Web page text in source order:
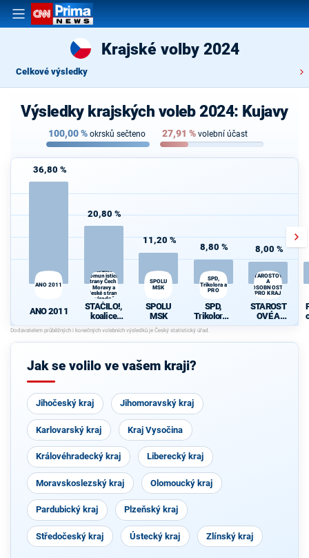
Krajské volby 2024
Celkové výsledky
Výsledky krajských voleb 2024: Kujavy
100,00% okrsků sečteno 27,91 % volební účast
36,80 %
ANO 2011
ANO 2011
20,80 %
koalice
Komunistické
strany Čech a
Moravy a
České strany
národně
sociální
STAČILO!,
koalice
Komunisti
cké strany
Čech a
České
sociální
11,20 %
SPOLU
MSK
SPOLU
MSK
8,80 %
SPD,
Trikolora a
PRO
SPD,
Trikolora a
PRO
8,00 %
STAROSTOVÉ
A
OSOBNOSTI
PRO KRAJ
STAROST
OVÉ A
OSOBNOS
KRAJ
Jak se volilo ve vašem kraji?
Jihočeský kraj Jihomoravský kraj
Karlovarský kraj Kraj Vysočina
Královéhradecký kraj Liberecký kraj
Moravskoslezský kraj Olomoucký kraj
Pardubický kraj Plzeňský kraj
Středočeský kraj Ústecký kraj Zlínský kraj